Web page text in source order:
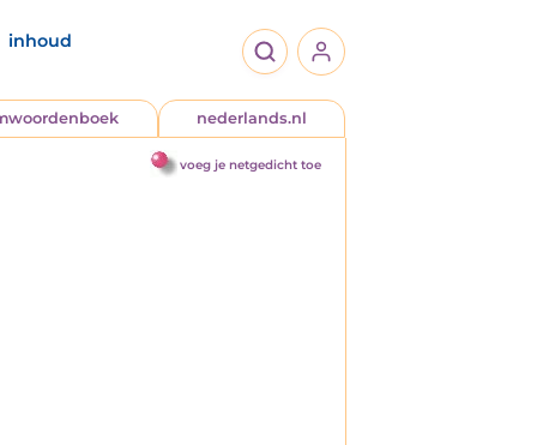
inhoud
nederlands.nl
voeg je netgedicht toe